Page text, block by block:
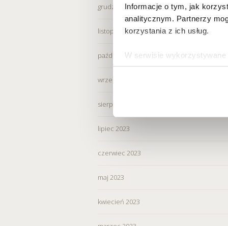
Informacje o tym, jak
analitycznym. Partnerzy
korzystania z ich usług.
W serwisie wykorzystywane
wybranych przez
działania Serwisu do
Informacje, w tym dane
przez Spravia Sp. z o.o.
Spravia Sp. z o.o. W
sprostowania, usunięcia,
wniesienia skargi do
wykorzystywanych w
Wybierając opcję
grudzień 2023
listopad 2023
październik 2023
wrzesień 2023
sierpień 2023
lipiec 2023
czerwiec 2023
maj 2023
kwiecień 2023